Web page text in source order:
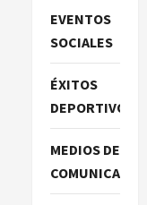
EVENTOS
SOCIALES
ÉXITOS
DEPORTIVOS
MEDIOS DE